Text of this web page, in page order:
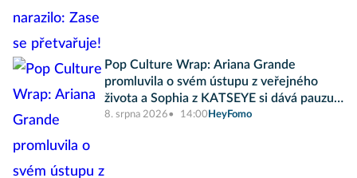
Pop Culture Wrap: Ariana Grande
promluvila o svém ústupu z veřejného
života a Sophia z KATSEYE si dává pauzu
od skupiny
8. srpna 2026 14:00 HeyFomo